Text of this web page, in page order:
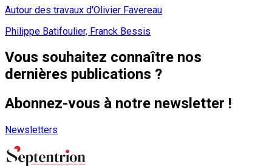
Autour des travaux d'Olivier Favereau
Philippe Batifoulier, Franck Bessis
Vous souhaitez connaître nos
dernières publications ?
Abonnez-vous à notre newsletter !
Newsletters